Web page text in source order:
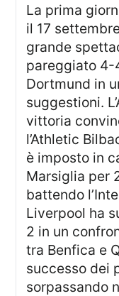
La prima giornata si è disputata tra il 16 e
il 17
grande
pareggiato 4-
Dortmund in
suggestioni.
vittoria
l’Athletic
è imposto in
Marsiglia per
battendo
Liverpool ha
2 in un
tra Benfica e
successo dei
sorpassando